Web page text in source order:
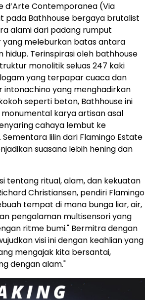
d’Arte Contemporanea (Via
pada Bathhouse bergaya brutalist
alami dari padang rumput
yang meleburkan batas antara
Terinspirasi oleh bathhouse
monolitik seluas 247 kaki
yang terpapar cuaca dan
intonachino yang menghadirkan
seperti beton, Bathhouse ini
karya artisan asal
cahaya lembut ke
lilin dari Flamingo Estate
suasana lebih hening dan
tentang ritual, alam, dan kekuatan
Christiansen, pendiri Flamingo
tempat di mana bunga liar, air,
pengalaman multisensori yang
ritme bumi." Bermitra dengan
visi ini dengan keahlian yang
mengajak kita bersantai,
dengan alam."